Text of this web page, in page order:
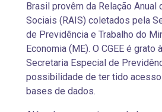
Brasil provêm da Relação Anual
Sociais (RAIS) coletados pela
de Previdência e Trabalho do
Economia (ME). O CGEE é grato
Secretaria Especial de
possibilidade de ter tido
bases de dados.